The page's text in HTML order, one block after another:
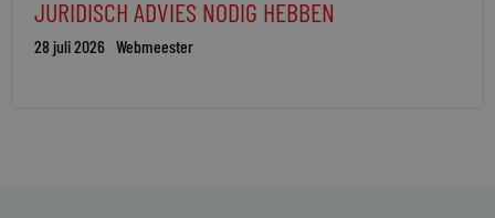
JURIDISCH ADVIES NODIG HEBBEN
28 juli 2026 Webmeester